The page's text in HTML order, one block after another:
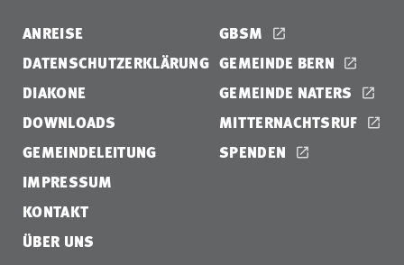
ANREISE
DATENSCHUTZERKLÄRUNG
DIAKONE
DOWNLOADS
GEMEINDELEITUNG
IMPRESSUM
KONTAKT
ÜBER UNS
GBSM
GEMEINDE BERN
GEMEINDE NATERS
MITTERNACHTSRUF
SPENDEN